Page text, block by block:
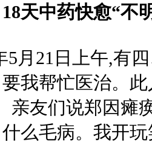
18天中药快愈“不
月21日上午,有
我帮忙医治。
亲友们说郑因瘫
么毛病。我开